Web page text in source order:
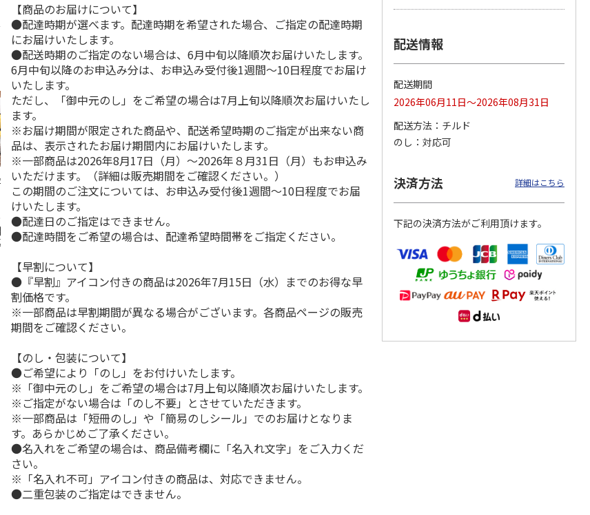
３種詰合
柿安本店 極松阪牛
しぐれ煮詰合せ
EM29
4,012円
(送料・税込)
【冷凍】大阪お好み
焼き人気店の味比べ
4,300円
(送料・税込)
＜お中元＞【冷凍】
＜おこわ米八×人形
4,320円
(送料・税込)
＜お中元＞信州地粉
おやき こやき（２
５個）
3,800円
(送料・税込)
＜博多一番どり＞や
きとりセブン７種詰
合せ
4,320円
＜お中元＞＜日本の
極み＞鯖缶セット
4,650円
(送料・税込)
【商品のお届けについて】
●配達時期が選べます。配達時期を希望された場合、ご指定の配達時期
にお届けいたします。
●配送時期のご指定のない場合は、6月中旬以降順次お届けいたします。
6月中旬以降のお申込み分は、お申込み受付後1週間～10日程度でお届け
いたします。
ただし、「御中元のし」をご希望の場合は7月上旬以降順次お届けいたし
ます。
※お届け期間が限定された商品や、配送希望時期のご指定が出来ない商
品は、表示されたお届け期間内にお届けいたします。
※一部商品は2026年8月17日（月）～2026年８月31日（月）もお申込み
いただけます。（詳細は販売期間をご確認ください。）
この期間のご注文については、お申込み受付後1週間～10日程度でお届
けいたします。
●配達日のご指定はできません。
●配達時間をご希望の場合は、配達希望時間帯をご指定ください。
【早割について】
●『早割』アイコン付きの商品は2026年7月15日（水）までのお得な早
割価格です。
※一部商品は早割期間が異なる場合がございます。各商品ページの販売
期間をご確認ください。
【のし・包装について】
●ご希望により「のし」をお付けいたします。
※「御中元のし」をご希望の場合は7月上旬以降順次お届けいたします。
※ご指定がない場合は「のし不要」とさせていただきます。
※一部商品は「短冊のし」や「簡易のしシール」でのお届けとなりま
す。あらかじめご了承ください。
●名入れをご希望の場合は、商品備考欄に「名入れ文字」をご入力くだ
さい。
※「名入れ不可」アイコン付きの商品は、対応できません。
●二重包装のご指定はできません。
配送情報
配送期間
2026年06月11日～2026年08月31日
配送方法
チルド
のし
対応可
決済方法 詳細はこちら
下記の決済方法がご利用頂けます。